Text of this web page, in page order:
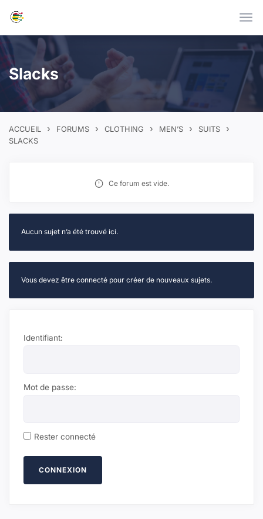
Slacks
ACCUEIL › FORUMS › CLOTHING › MEN’S › SUITS ›
SLACKS
Ce forum est vide.
Aucun sujet n’a été trouvé ici.
Vous devez être connecté pour créer de nouveaux sujets.
Identifiant:
Mot de passe:
Rester connecté
CONNEXION